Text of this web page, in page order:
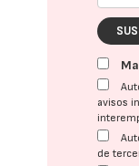
avisos
de